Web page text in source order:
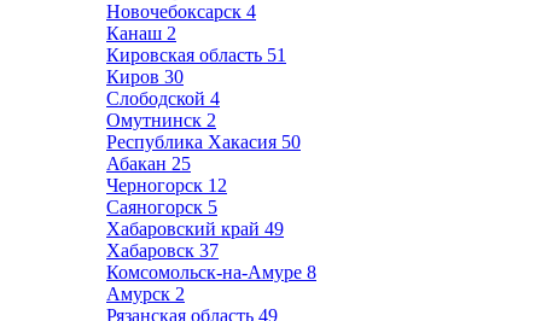
Новочебоксарск 4
Канаш 2
Кировская область 51
Киров 30
Слободской 4
Омутнинск 2
Республика Хакасия 50
Абакан 25
Черногорск 12
Саяногорск 5
Хабаровский край 49
Хабаровск 37
Комсомольск-на-Амуре 8
Амурск 2
Рязанская область 49